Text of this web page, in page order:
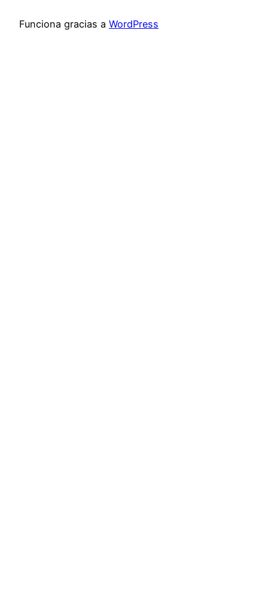
Funciona gracias a WordPress